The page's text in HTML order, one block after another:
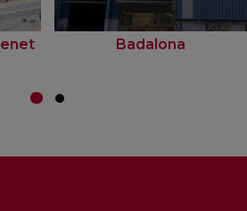
Badalona